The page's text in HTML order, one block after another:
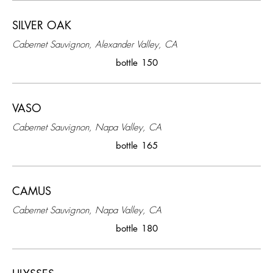
SILVER OAK
Cabernet Sauvignon, Alexander Valley, CA
bottle 150
VASO
Cabernet Sauvignon, Napa Valley, CA
bottle 165
CAMUS
Cabernet Sauvignon, Napa Valley, CA
bottle 180